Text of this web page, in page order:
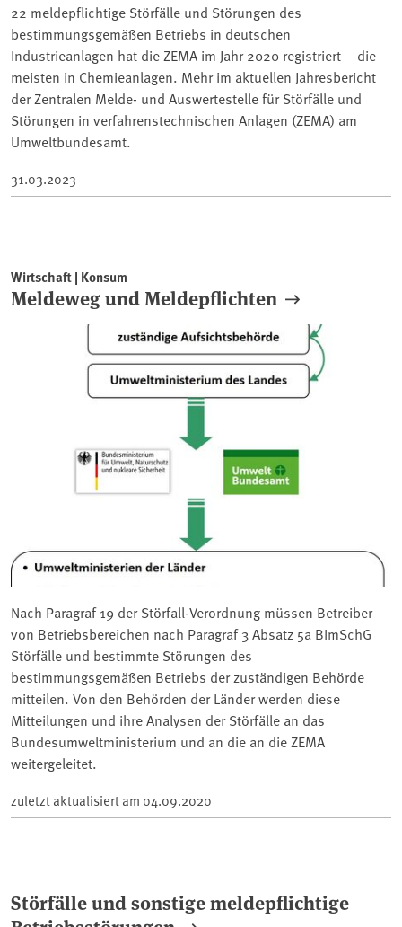
22 meldepflichtige Störfälle und Störungen des
bestimmungsgemäßen Betriebs in deutschen
Industrieanlagen hat die ZEMA im Jahr 2020 registriert – die
meisten in Chemieanlagen. Mehr im aktuellen Jahresbericht
der Zentralen Melde- und Auswertestelle für Störfälle und
Störungen in verfahrenstechnischen Anlagen (ZEMA) am
Umweltbundesamt.
31.03.2023
Wirtschaft | Konsum
Meldeweg und Meldepflichten
Nach Paragraf 19 der Störfall-Verordnung müssen Betreiber
von Betriebsbereichen nach Paragraf 3 Absatz 5a BImSchG
Störfälle und bestimmte Störungen des
bestimmungsgemäßen Betriebs der zuständigen Behörde
mitteilen. Von den Behörden der Länder werden diese
Mitteilungen und ihre Analysen der Störfälle an das
Bundesumweltministerium und an die an die ZEMA
weitergeleitet.
zuletzt aktualisiert am 04.09.2020
Störfälle und sonstige meldepflichtige